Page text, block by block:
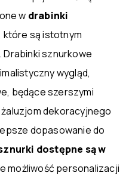
w drabinki
które są istotnym
sznurkowe
wygląd,
będące szerszymi
dekoracyjnego
dopasowanie do
dostępne są w
możliwość personalizacji